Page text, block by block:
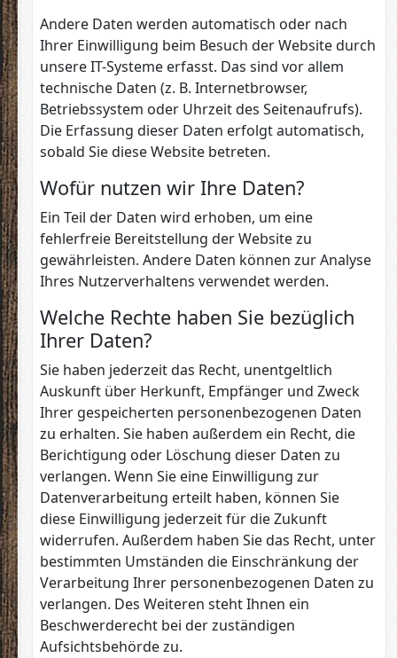
Andere Daten werden automatisch oder nach
Ihrer Einwilligung beim Besuch der Website durch
unsere IT-Systeme erfasst. Das sind vor allem
technische Daten (z. B. Internetbrowser,
Betriebssystem oder Uhrzeit des Seitenaufrufs).
Die Erfassung dieser Daten erfolgt automatisch,
sobald Sie diese Website betreten.
Wofür nutzen wir Ihre Daten?
Ein Teil der Daten wird erhoben, um eine
fehlerfreie Bereitstellung der Website zu
gewährleisten. Andere Daten können zur Analyse
Ihres Nutzerverhaltens verwendet werden.
Welche Rechte haben Sie bezüglich
Ihrer Daten?
Sie haben jederzeit das Recht, unentgeltlich
Auskunft über Herkunft, Empfänger und Zweck
Ihrer gespeicherten personenbezogenen Daten
zu erhalten. Sie haben außerdem ein Recht, die
Berichtigung oder Löschung dieser Daten zu
verlangen. Wenn Sie eine Einwilligung zur
Datenverarbeitung erteilt haben, können Sie
diese Einwilligung jederzeit für die Zukunft
widerrufen. Außerdem haben Sie das Recht, unter
bestimmten Umständen die Einschränkung der
Verarbeitung Ihrer personenbezogenen Daten zu
verlangen. Des Weiteren steht Ihnen ein
Beschwerderecht bei der zuständigen
Aufsichtsbehörde zu.